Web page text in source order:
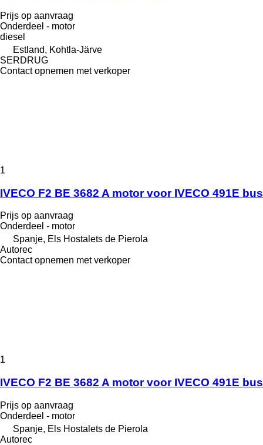
Prijs op aanvraag
Onderdeel - motor
diesel
Estland, Kohtla-Järve
SERDRUG
Contact opnemen met verkoper
1
IVECO F2 BE 3682 A motor voor IVECO 491E bus
Prijs op aanvraag
Onderdeel - motor
Spanje, Els Hostalets de Pierola
Autorec
Contact opnemen met verkoper
1
IVECO F2 BE 3682 A motor voor IVECO 491E bus
Prijs op aanvraag
Onderdeel - motor
Spanje, Els Hostalets de Pierola
Autorec